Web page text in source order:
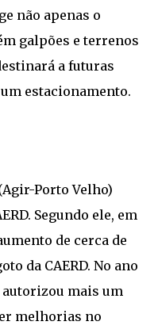
não apenas o
galpões e terrenos
a futuras
estacionamento.
Porto Velho)
Segundo ele, em
de cerca de
da CAERD. No ano
autorizou mais um
melhorias no